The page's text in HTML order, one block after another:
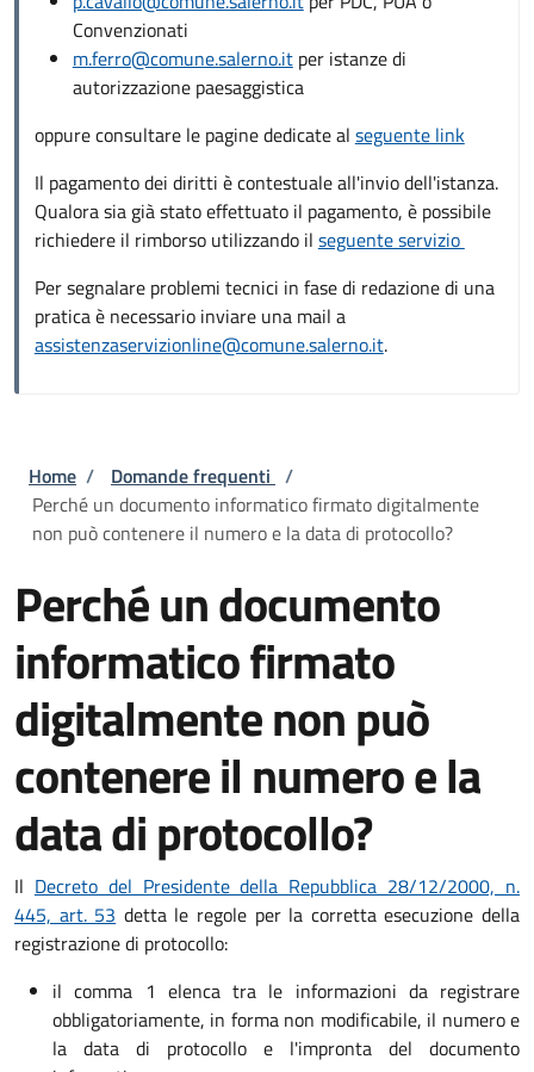
Convenzionati
m.ferro@comune.salerno.itper istanze di
autorizzazione paesaggistica
oppure consultare le pagine dedicate al seguente link
Il pagamento dei diritti è contestuale all'invio dell'istanza.
Qualora sia già stato effettuato il pagamento, è possibile
richiedere il rimborso utilizzando il seguente servizio
Per segnalare problemi tecnici in fase di redazione di una
pratica è necessario inviare una mail a
assistenzaservizionline@comune.salerno.it.
Briciole di pane
Home / Domande frequenti /
Perché un documento informatico firmato digitalmente
non può contenere il numero e la data di protocollo?
Perché un documento
informatico firmato
digitalmente non può
contenere il numero e la
data di protocollo?
Il Decreto del Presidente della Repubblica 28/12/2000, n.
445, art. 53 detta le regole per la corretta esecuzione della
registrazione di protocollo:
il comma 1 elenca tra le informazioni da registrare
obbligatoriamente, in forma non modificabile, il numero e
la data di protocollo e l'impronta del documento